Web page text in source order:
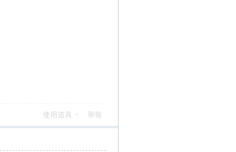
使用道具 舉報